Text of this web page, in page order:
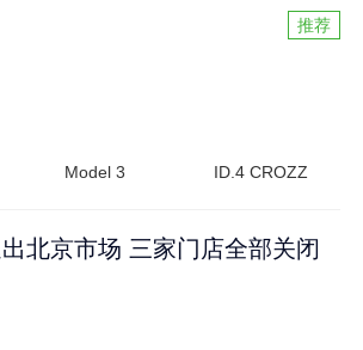
推荐
Model 3 ID.4 CROZZ
北京市场 三家门店全部关闭